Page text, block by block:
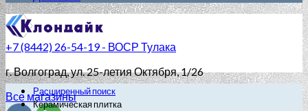
+7 (8442) 26-54-19 - ВОСР Тулака
г. Волгоград, ул. 25-летия Октября, 1/26
Все магазины
Расширенный поиск
Керамическая плитка